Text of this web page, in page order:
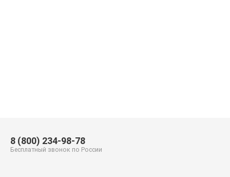
8 (800) 234-98-78
Бесплатный звонок по России